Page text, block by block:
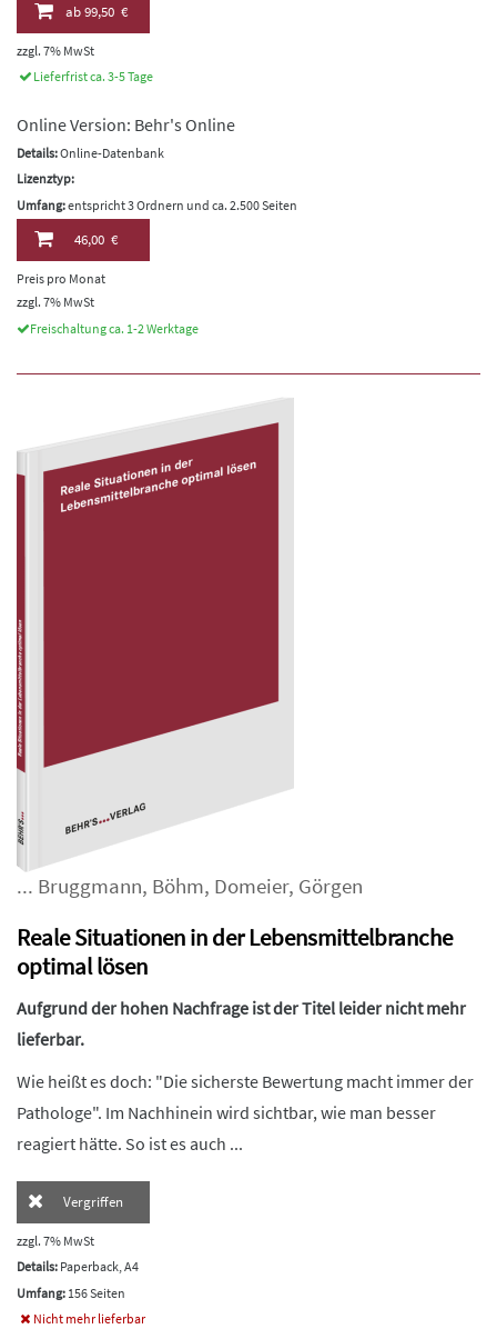
ab99,50 €
zzgl. 7% MwSt
Lieferfrist ca. 3-5 Tage
Online Version: Behr's Online
Details:Online-Datenbank
Lizenztyp:
Umfang:entspricht 3 Ordnern und ca. 2.500 Seiten
46,00 €
Preis pro Monat
zzgl. 7% MwSt
Freischaltung ca. 1-2 Werktage
... Bruggmann, Böhm, Domeier, Görgen
Reale Situationen in der Lebensmittelbranche
optimal lösen
Aufgrund der hohen Nachfrage ist der Titel leider nicht mehr
lieferbar.
Wie heißt es doch: "Die sicherste Bewertung macht immer der
Pathologe". Im Nachhinein wird sichtbar, wie man besser
reagiert hätte. So ist es auch ...
Vergriffen
zzgl. 7% MwSt
Details: Paperback, A4
Umfang: 156 Seiten
Nicht mehr lieferbar